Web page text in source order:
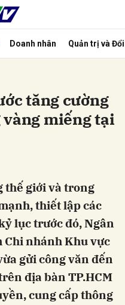
Doanh nhân Quản trị và
tăng cường
miếng tại
thế giới và trong
thiết lập các
lục trước đó, Ngân
Chi nhánh Khu vực
gửi công văn đến
địa bàn TP.HCM
cung cấp thông
Hủy